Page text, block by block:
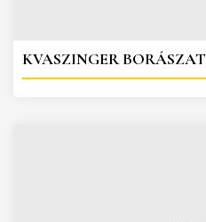
KVASZINGER BORÁSZAT